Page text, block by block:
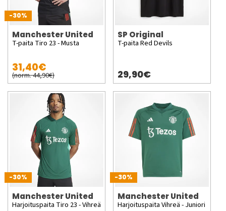
-30%
Manchester United
T-paita Tiro 23 - Musta
31,40€
(norm. 44,90€)
SP Original
T-paita Red Devils
29,90€
-30%
Manchester United
Harjoituspaita Tiro 23 - Vihreä
-30%
Manchester United
Harjoituspaita Vihreä - Juniori